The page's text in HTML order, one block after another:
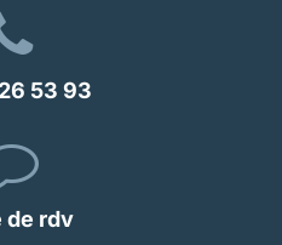
53 93
de rdv